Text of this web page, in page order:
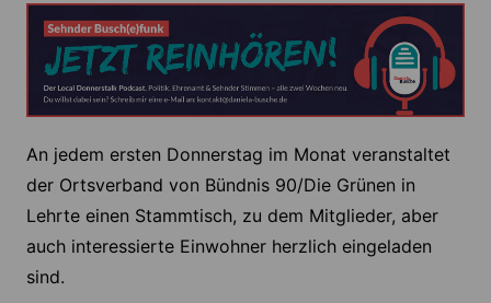
An jedem ersten Donnerstag im Monat veranstaltet
der Ortsverband von Bündnis 90/Die Grünen in
Lehrte einen Stammtisch, zu dem Mitglieder, aber
auch interessierte Einwohner herzlich eingeladen
sind.